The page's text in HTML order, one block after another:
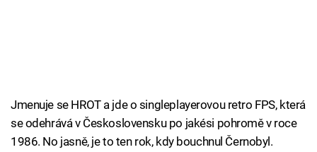
Jmenuje se HROT a jde o singleplayerovou retro FPS, která
se odehrává v Československu po jakési pohromě v roce
1986. No jasně, je to ten rok, kdy bouchnul Černobyl.